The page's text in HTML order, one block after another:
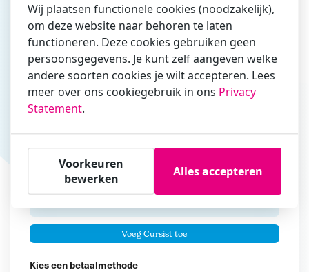
zakelijk/administratief correspondeert
Is de contactpersoon ook een cursist?
Ja
Nee
Cursisten
Voeg cursisten toe
Tussenvoegsel
Voeg Cursist toe
Kies een betaalmethode
Wij plaatsen functionele cookies (noodzakelijk),
om deze website naar behoren te laten
functioneren. Deze cookies gebruiken geen
persoonsgegevens. Je kunt zelf aangeven welke
andere soorten cookies je wilt accepteren. Lees
meer over ons cookiegebruik in ons Privacy
Statement.
Voorkeuren
bewerken
Alles accepteren